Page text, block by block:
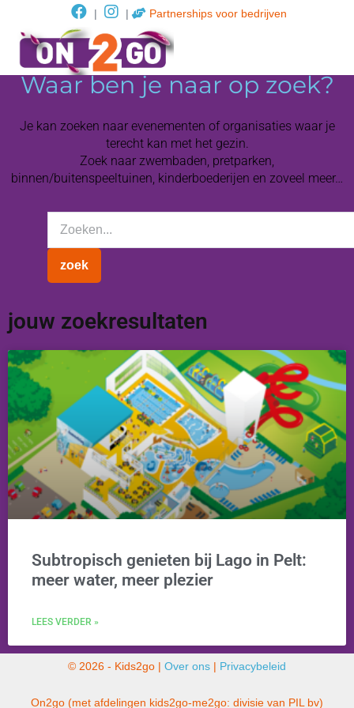
| | Partnerships voor bedrijven
Waar ben je naar op zoek?
Je kan zoeken naar evenementen of organisaties waar je
terecht kan met het gezin.
Zoek naar zwembaden, pretparken,
binnen/buitenspeeltuinen, kinderboederijen en zoveel meer…
jouw zoekresultaten
Subtropisch genieten bij Lago in Pelt:
meer water, meer plezier
LEES VERDER »
© 2026 - Kids2go | Over ons | Privacybeleid
On2go (met afdelingen kids2go-me2go: divisie van PIL bv)